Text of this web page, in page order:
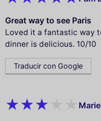
Great way to see Paris
Loved it a fantastic way
dinner is delicious. 10/10
Traducir con Google
Marie